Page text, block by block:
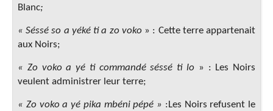
Blanc;
« Séssé so a yéké ti a zo voko» : Cette terre appartenait
aux Noirs;
« Zo voko a yé ti commandé séssé ti lo» : Les Noirs
veulent administrer leur terre;
« Zo voko a yé pika mbéni pépé » :Les Noirs refusent le